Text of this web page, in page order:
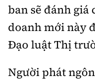
ban sẽ đánh
doanh mới này
Đạo luật Thị
Người phát